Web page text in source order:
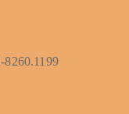
8260.1199